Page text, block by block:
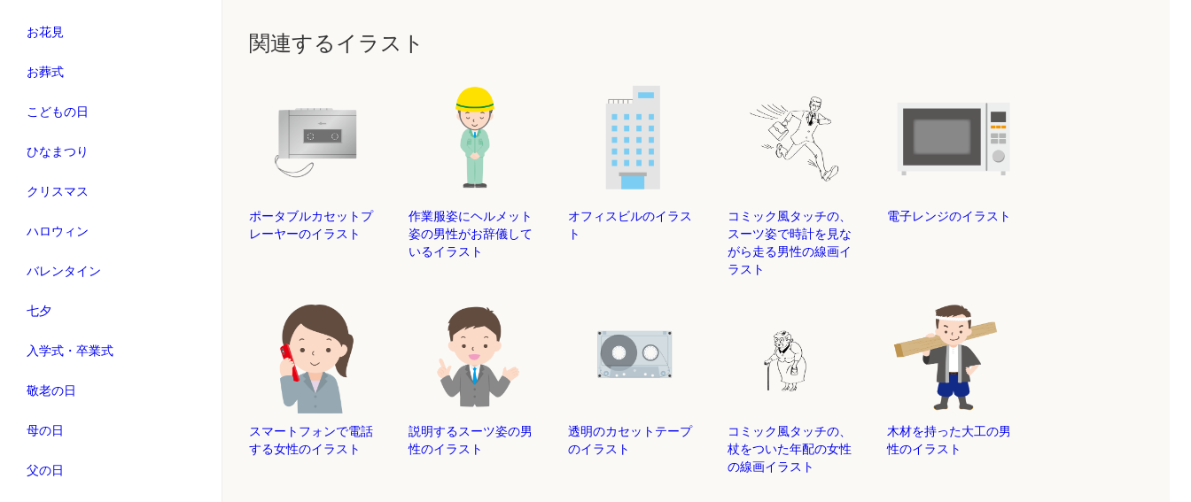
お花見
お葬式
こどもの日
ひなまつり
クリスマス
ハロウィン
バレンタイン
七夕
入学式・卒業式
敬老の日
母の日
父の日
関連するイラスト
ポータブルカセットプ
レーヤーのイラスト
作業服姿にヘルメット
姿の男性がお辞儀して
いるイラスト
オフィスビルのイラス
ト
コミック風タッチの、
スーツ姿で時計を見な
がら走る男性の線画イ
ラスト
電子レンジのイラスト
スマートフォンで電話
する女性のイラスト
説明するスーツ姿の男
性のイラスト
透明のカセットテープ
のイラスト
コミック風タッチの、
杖をついた年配の女性
の線画イラスト
木材を持った大工の男
性のイラスト